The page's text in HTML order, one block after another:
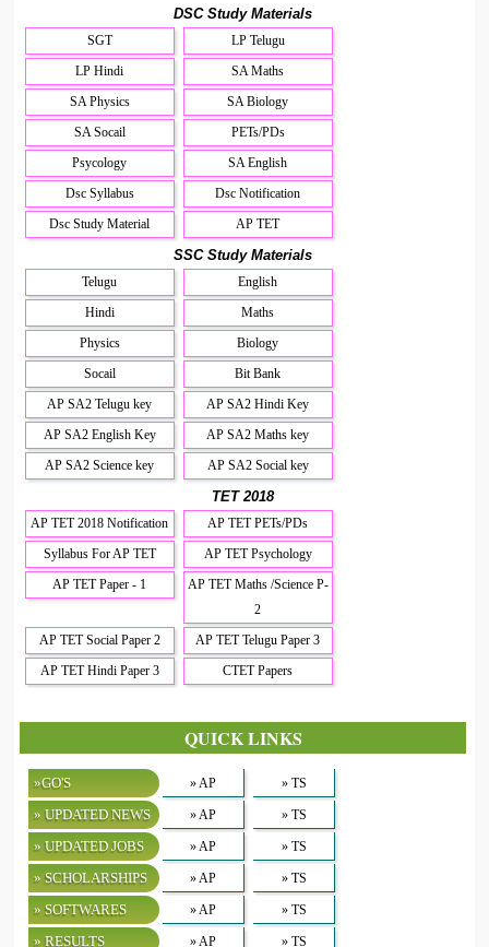
DSC Study Materials
SGT
LP Telugu
LP Hindi
SA Maths
SA Physics
SA Biology
SA Socail
PETs/PDs
Psycology
SA English
Dsc Syllabus
Dsc Notification
Dsc Study Material
AP TET
SSC Study Materials
Telugu
English
Hindi
Maths
Physics
Biology
Socail
Bit Bank
AP SA2 Telugu key
AP SA2 Hindi Key
AP SA2 English Key
AP SA2 Maths key
AP SA2 Science key
AP SA2 Social key
TET 2018
AP TET 2018 Notification
AP TET PETs/PDs
Syllabus For AP TET
AP TET Psychology
AP TET Paper - 1
AP TET Maths /Science P-
2
AP TET Social Paper 2
AP TET Telugu Paper 3
AP TET Hindi Paper 3
CTET Papers
QUICK LINKS
»GO'S » AP » TS
» UPDATED NEWS » AP » TS
» UPDATED JOBS » AP » TS
» SCHOLARSHIPS » AP » TS
» SOFTWARES » AP » TS
» RESULTS » AP » TS